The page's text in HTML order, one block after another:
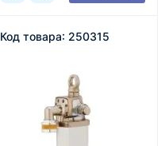
Код товара: 250315